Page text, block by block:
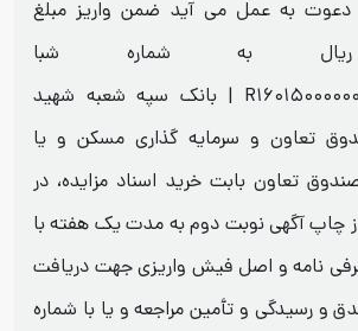
دعوت به عمل می آید ضمن واریز مبلغ
ریال به شماره شبا
R۱۶۰۱۵۰۰۰۰۰۰۳۱۰۱۰۱۵۰۶۳۹۵۹ | بانک سپه شعبه شهید
تعاون و سرمایه گذاری مسکن و یا
تعاون بابت خرید اسناد مزایده، در
چاپ آگهی نوبت دوم به مدت یک هفته با
نامه و اصل فیش واریزی جهت دریافت
و رسیدگی و تأمین مراجعه و یا با شماره